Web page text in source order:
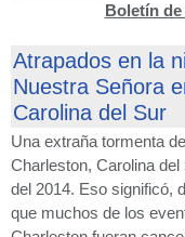
Boletín
Atrapados en la
Nuestra Señora
Carolina del Sur
Una extraña tormenta
Charleston, Carolina del
del 2014. Eso significó,
que muchos de los